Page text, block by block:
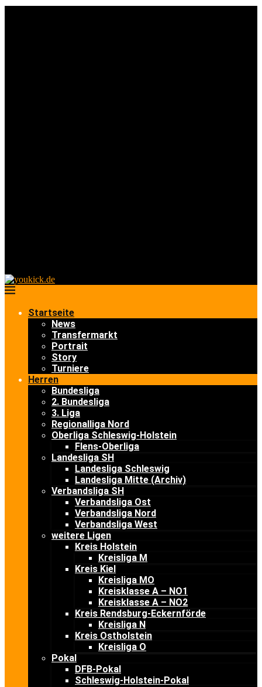
Startseite
News
Transfermarkt
Portrait
Story
Turniere
Herren
Bundesliga
2. Bundesliga
3. Liga
Regionalliga Nord
Oberliga Schleswig-Holstein
Flens-Oberliga
Landesliga SH
Landesliga Schleswig
Landesliga Mitte (Archiv)
Verbandsliga SH
Verbandsliga Ost
Verbandsliga Nord
Verbandsliga West
weitere Ligen
Kreis Holstein
Kreisliga M
Kreis Kiel
Kreisliga MO
Kreisklasse A – NO1
Kreisklasse A – NO2
Kreis Rendsburg-Eckernförde
Kreisliga N
Kreis Ostholstein
Kreisliga O
Pokal
DFB-Pokal
Schleswig-Holstein-Pokal